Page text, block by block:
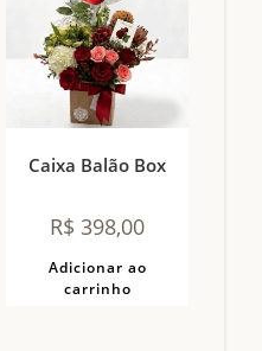
Caixa Balão Box
R$ 398,00
Adicionar ao
carrinho